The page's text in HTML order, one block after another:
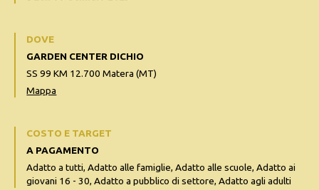
DOVE
GARDEN CENTER DICHIO
SS 99 KM 12.700 Matera (MT)
Mappa
COSTO E TARGET
A PAGAMENTO
Adatto a tutti, Adatto alle famiglie, Adatto alle scuole, Adatto ai
giovani 16 - 30, Adatto a pubblico di settore, Adatto agli adulti